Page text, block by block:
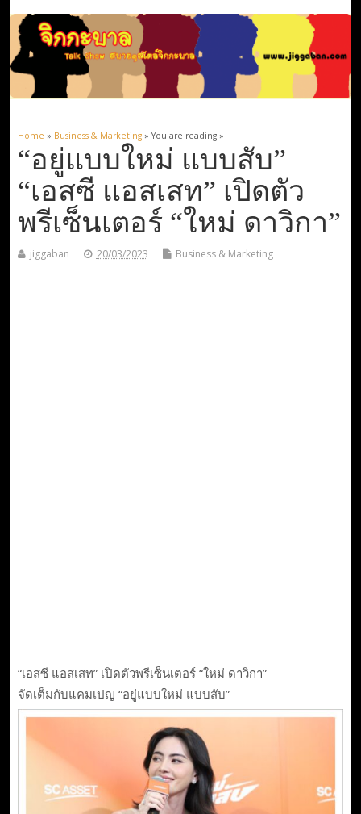
Home » Business & Marketing» You are reading »
“อยู่แบบใหม่ แบบสับ”
“เอสซี แอสเสท” เปิดตัว
พรีเซ็นเตอร์ “ใหม่ ดาวิกา”
jiggaban 20/03/2023 Business & Marketing
“เอสซี แอสเสท” เปิดตัวพรีเซ็นเตอร์ “ใหม่ ดาวิกา”
จัดเต็มกับแคมเปญ “อยู่แบบใหม่ แบบสับ”